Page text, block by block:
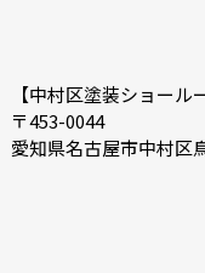
【中村区塗装ショール
〒453-0044
愛知県名古屋市中村区